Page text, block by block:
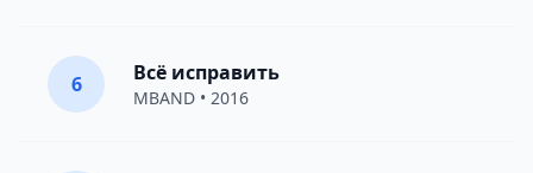
6 Всё исправить
MBAND • 2016